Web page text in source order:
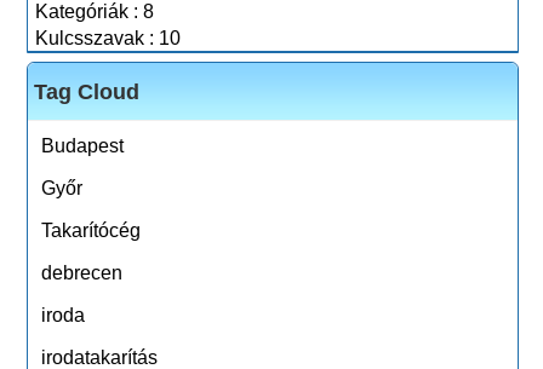
Kategóriák : 8
Kulcsszavak : 10
Tag Cloud
Budapest
Győr
Takarítócég
debrecen
iroda
irodatakarítás